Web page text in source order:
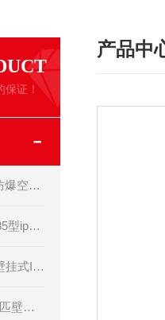
保证！
BKFR-50格力工业壁挂式防爆空调器
BGFR 美的防爆空调1.5p-35型ip54 bt4级
bkfr-50冷暖型2p防爆空调壁挂式II BT4
防爆空调BKFR-26分体式1匹壁挂厂家直供
产品中